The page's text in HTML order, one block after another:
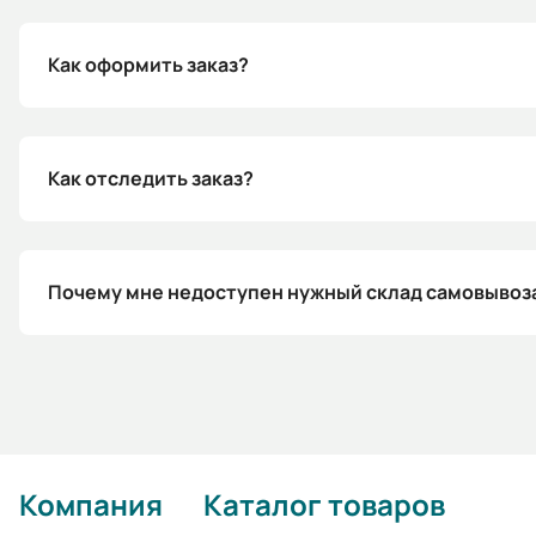
Как оформить заказ?
Как отследить заказ?
Почему мне недоступен нужный склад
Компания Каталог товаров